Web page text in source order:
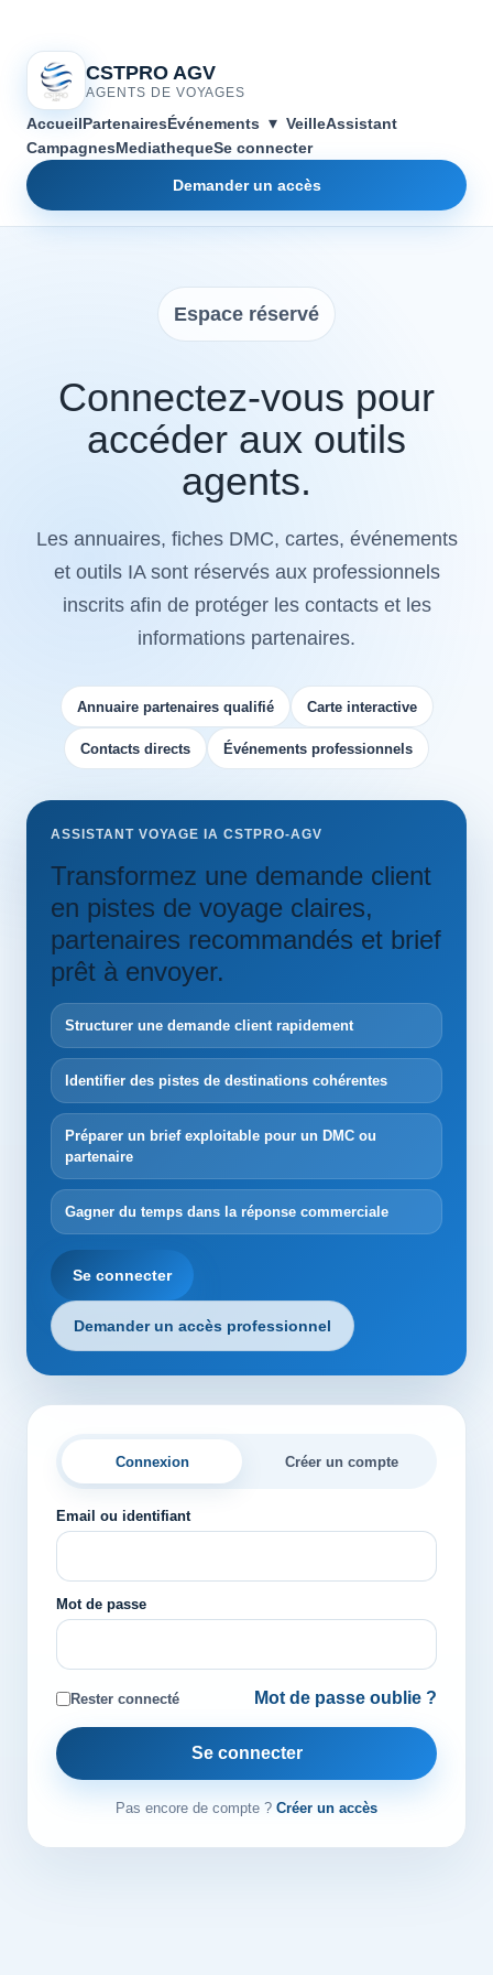
CSTPRO AGV
AGENTS DE VOYAGES
AccueilPartenairesÉvénements ▾ VeilleAssistant
CampagnesMediathequeSe connecter
Demander un accès
Espace réservé
Connectez-vous pour
accéder aux outils
agents.
Les annuaires, fiches DMC, cartes, événements
et outils IA sont réservés aux professionnels
inscrits afin de protéger les contacts et les
informations partenaires.
Annuaire partenaires qualifié Carte interactive
Contacts directs Événements professionnels
ASSISTANT VOYAGE IA CSTPRO-AGV
Transformez une demande client
en pistes de voyage claires,
partenaires recommandés et brief
prêt à envoyer.
Structurer une demande client rapidement
Identifier des pistes de destinations cohérentes
Préparer un brief exploitable pour un DMC ou
partenaire
Gagner du temps dans la réponse commerciale
Se connecter
Demander un accès professionnel
Connexion Créer un compte
Email ou identifiant
Mot de passe
Rester connecté Mot de passe oublie ?
Se connecter
Pas encore de compte ? Créer un accès